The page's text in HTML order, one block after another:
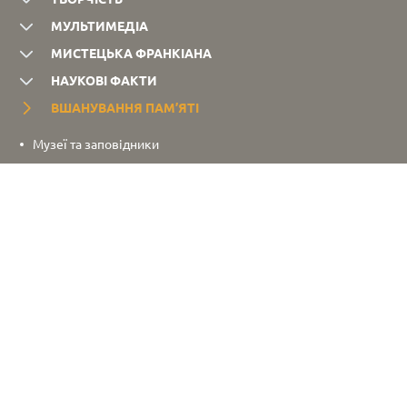
МУЛЬТИМЕДІА
МИСТЕЦЬКА ФРАНКІАНА
НАУКОВІ ФАКТИ
ВШАНУВАННЯ ПАМ’ЯТІ
Музеї та заповідники